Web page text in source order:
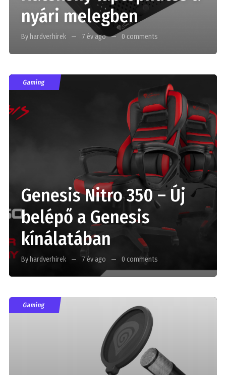
nyári melegben
By hardverhirek 7 év ago 0 comments
Gaming
Genesis Nitro 350 – Új
belépő a Genesis
kínálatában
By hardverhirek 7 év ago 0 comments
Gaming